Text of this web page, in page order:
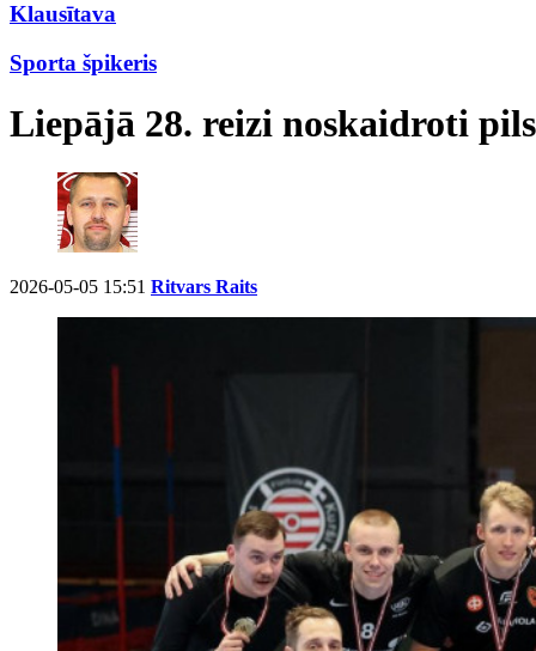
Klausītava
Sporta špikeris
Liepājā 28. reizi noskaidroti
2026-05-05 15:51 Ritvars Raits